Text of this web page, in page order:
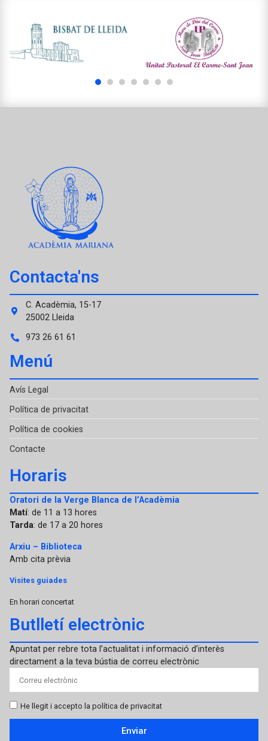
Contacta'ns
C. Acadèmia, 15-17
25002 Lleida
973 26 61 61
Menú
Avís Legal
Política de privacitat
Política de cookies
Contacte
Horaris
Oratori de la Verge Blanca de l’Acadèmia
Matí: de 11 a 13 hores
Tarda: de 17 a 20 hores
Arxiu – Biblioteca
Amb cita prèvia
Visites guiades
En horari concertat
Butlletí electrònic
Apuntat per rebre tota l’actualitat i informació d’interès
directament a la teva bústia de correu electrònic
He llegit i accepto la política de privacitat
Enviar